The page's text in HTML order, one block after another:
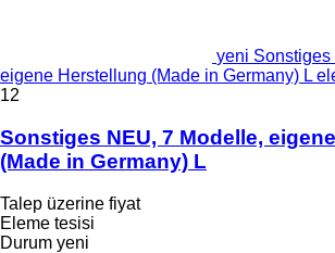
yeni
eigene Herstellung (Made in Germany) L
12
Sonstiges NEU, 7 Modelle,
(Made in Germany) L
Talep üzerine fiyat
Eleme tesisi
Durum yeni